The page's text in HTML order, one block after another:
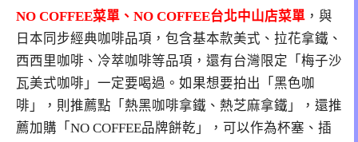
NO COFFEE菜單、NO COFFEE台北中山店菜單 ，與
日本同步經典咖啡品項，包含基本款美式、拉花拿鐵、
西西里咖啡、冷萃咖啡等品項，還有台灣限定「梅子沙
瓦美式咖啡」一定要喝過。如果想要拍出「黑色咖
啡」，則推薦點「熱黑咖啡拿鐵、熱芝麻拿鐵」，還推
薦加購「NO COFFEE品牌餅乾」，可以作為杯塞、插